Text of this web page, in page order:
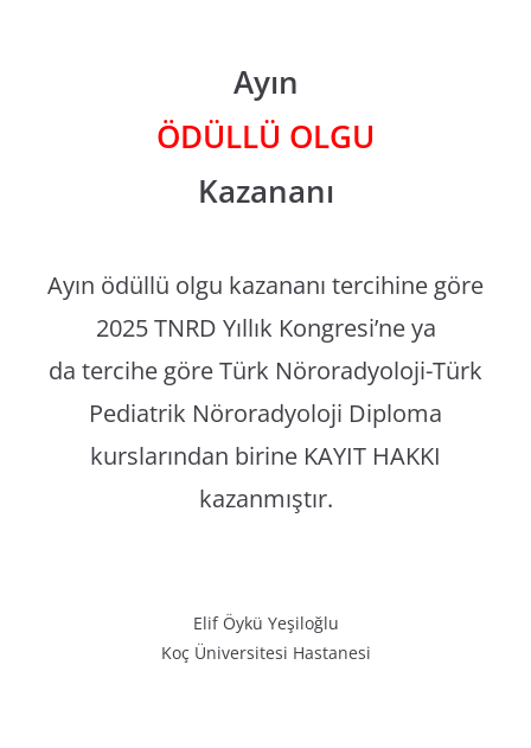
Ayın
ÖDÜLLÜ OLGU
Kazananı
Ayın ödüllü olgu kazananı tercihine göre
2025 TNRD Yıllık Kongresi’ne ya
da tercihe göre Türk Nöroradyoloji-Türk
Pediatrik Nöroradyoloji Diploma
kurslarından birine KAYIT HAKKI
kazanmıştır.
Elif Öykü Yeşiloğlu
Koç Üniversitesi Hastanesi